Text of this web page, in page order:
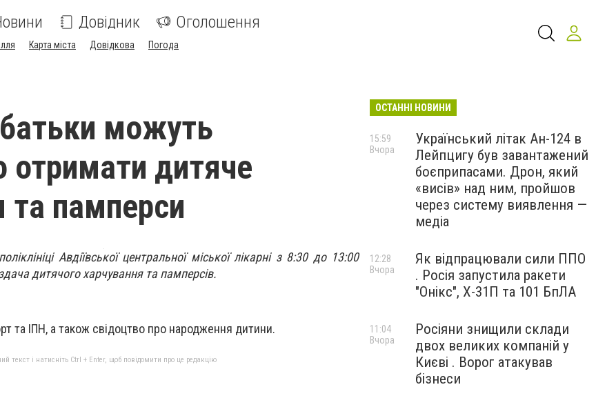
Довідник Оголошення
Карта міста Довідкова Погода
батьки можуть
отримати дитяче
та памперси
Авдіївської центральної міської лікарні з 8:30 до 13:00
дитячого харчування та памперсів.
та ІПН, а також свідоцтво про народження дитини.
текст і натисніть Ctrl + Enter, щоб повідомити про це редакцію
ОСТАННІ НОВИНИ
Український літак Ан-124 в
Лейпцигу був завантажений
боєприпасами. Дрон, який
«висів» над ним, пройшов
через систему виявлення —
медіа
15:59
Вчора
Як відпрацювали сили ППО
. Росія запустила ракети
"Онікс", Х-31П та 101 БпЛА
12:28
Вчора
Росіяни знищили склади
двох великих компаній у
Києві . Ворог атакував
бізнеси
11:04
Вчора